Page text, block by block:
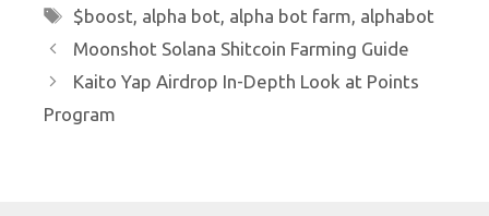
Étiquettes
$boost alpha bot alpha bot farm alphabot
Moonshot Solana Shitcoin Farming Guide
Kaito Yap Airdrop In-Depth Look at Points
Program